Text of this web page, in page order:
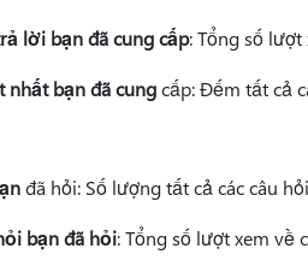
lời bạn đã cung cấp: Tổng số lượt
nhất bạn đã cungcấp: Đếm tất cả
đã hỏi: Số lượng tất cả các câu
bạn đã hỏi: Tổng số lượt xem về